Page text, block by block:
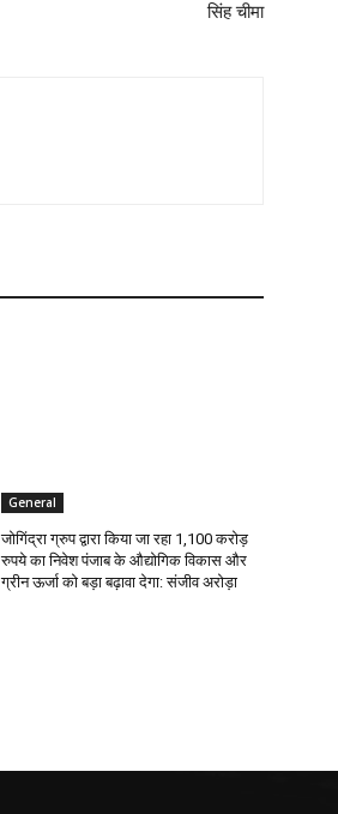
सिंह चीमा
General
जोगिंद्रा ग्रुप द्वारा किया जा रहा 1,100 करोड़
रुपये का निवेश पंजाब के औद्योगिक विकास और
ग्रीन ऊर्जा को बड़ा बढ़ावा देगा: संजीव अरोड़ा